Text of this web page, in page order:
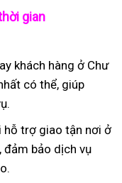
gian
khách hàng ở Chư
có thể, giúp
hỗ trợ giao tận nơi ở
đảm bảo dịch vụ